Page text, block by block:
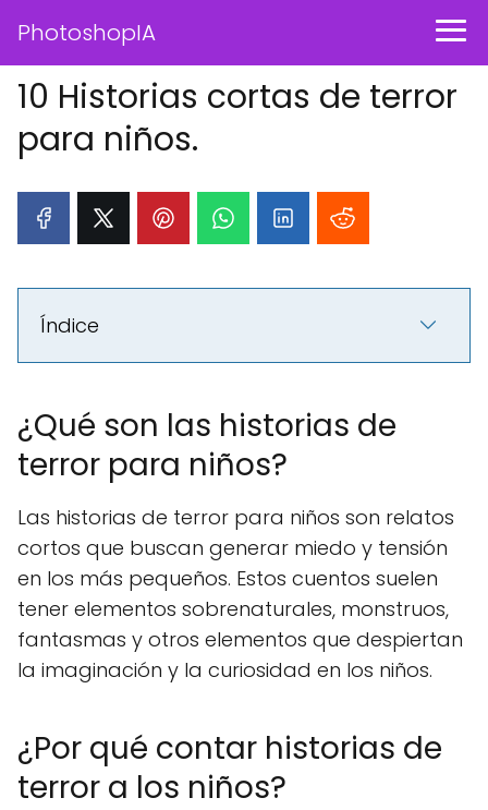
PhotoshopIA
10 Historias cortas de terror
para niños.
Índice
¿Qué son las historias de
terror para niños?
Las historias de terror para niños son relatos
cortos que buscan generar miedo y tensión
en los más pequeños. Estos cuentos suelen
tener elementos sobrenaturales, monstruos,
fantasmas y otros elementos que despiertan
la imaginación y la curiosidad en los niños.
¿Por qué contar historias de
terror a los niños?